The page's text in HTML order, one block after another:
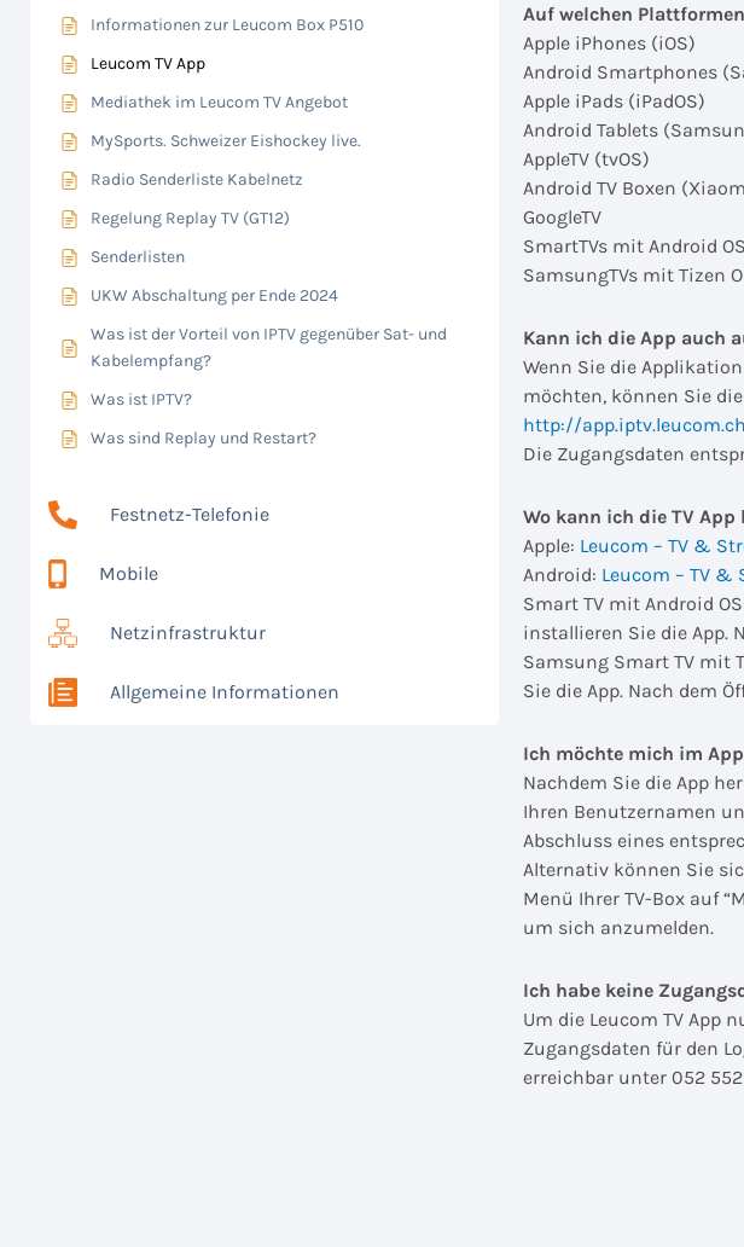
Informationen zur Leucom Box P510
Leucom TV App
Mediathek im Leucom TV Angebot
MySports. Schweizer Eishockey live.
Radio Senderliste Kabelnetz
Regelung Replay TV (GT12)
Senderlisten
UKW Abschaltung per Ende 2024
Was ist der Vorteil von IPTV gegenüber Sat- und
Kabelempfang?
Was ist IPTV?
Was sind Replay und Restart?
Festnetz-Telefonie
Mobile
Netzinfrastruktur
Allgemeine Informationen
Auf welchen
Apple iPhones (iOS)
Android Smartphones
Apple iPads (iPadOS)
Android Tablets
AppleTV (tvOS)
Android TV Boxen
GoogleTV
SmartTVs mit Android
SamsungTVs mit Tizen
Kann ich die App auch
Wenn Sie die
möchten, können Sie
http://
Die Zugangsdaten
Wo kann ich die TV
Apple: Leucom – TV &
Android: Leucom – TV &
Smart TV mit Android
installieren Sie die App.
Samsung Smart TV mit
Sie die App. Nach dem
Ich möchte mich im
Nachdem Sie die App
Ihren Benutzernamen
Abschluss eines
Alternativ können Sie
Menü Ihrer TV-Box auf
um sich anzumelden.
Ich habe keine
Um die Leucom TV App
Zugangsdaten für den
erreichbar unter 052